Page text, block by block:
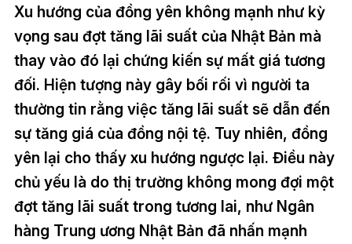
Xu hướng của đồng yên không mạnh như kỳ
vọng sau đợt tăng lãi suất của Nhật Bản mà
thay vào đó lại chứng kiến ​​sự mất giá tương
đối. Hiện tượng này gây bối rối vì người ta
thường tin rằng việc tăng lãi suất sẽ dẫn đến
sự tăng giá của đồng nội tệ. Tuy nhiên, đồng
yên lại cho thấy xu hướng ngược lại. Điều này
chủ yếu là do thị trường không mong đợi một
đợt tăng lãi suất trong tương lai, như Ngân
hàng Trung ương Nhật Bản đã nhấn mạnh